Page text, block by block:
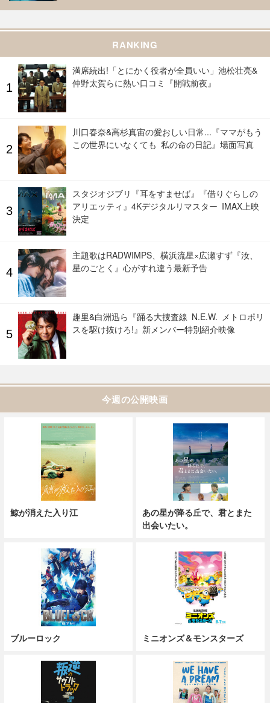
RANKING
満席続出!「とにかく役者が全員いい」池松壮亮&
仲野太賀らに熱い口コミ『開戦前夜』
川口春奈&高杉真宙の愛おしい日常...『ママがもう
この世界にいなくても 私の命の日記』場面写真
スタジオジブリ『耳をすませば』『借りぐらしの
アリエッティ』4Kデジタルリマスター IMAX上映
決定
主題歌はRADWIMPS、横浜流星×広瀬すず『汝、
星のごとく』心がすれ違う最新予告
趣里&白洲迅ら『踊る大捜査線 N.E.W. メトロポリ
スを駆け抜けろ!』新メンバー特別紹介映像
今週の公開映画
鯨が消えた入り江
あの星が降る丘で、君とまた
出会いたい。
ブルーロック ミニオンズ＆モンスターズ